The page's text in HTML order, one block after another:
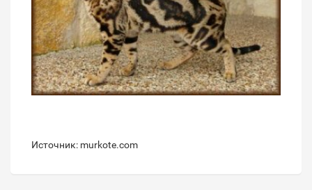
Источник: murkote.com